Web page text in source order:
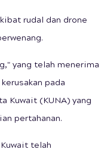
rudal dan drone
yang telah menerima
pada
Kuwait (KUNA) yang
pertahanan.
telah